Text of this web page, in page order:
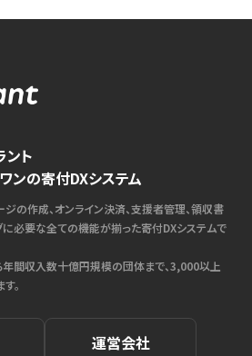
ント
ンの寄付DXシステム
ジの作成、オンライン決済、支援者管理、領収書
に必要な全ての機能が揃った寄付DXシステムで
間収入数十億円規模の団体まで、3,000以上
。
運営会社